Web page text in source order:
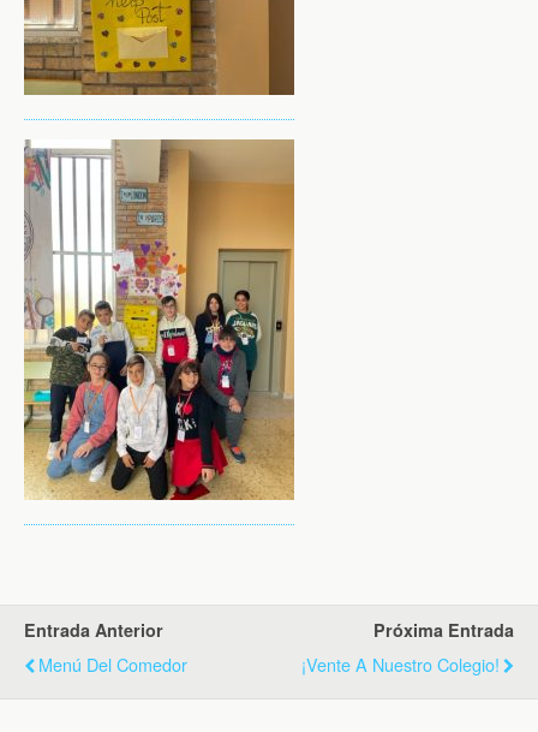
Entrada Anterior
Menú Del Comedor
Próxima Entrada
¡Vente A Nuestro Colegio!